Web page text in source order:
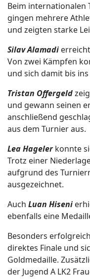
Beim internationalen
gingen mehrere
und zeigten starke
Silav Alamadi
Von zwei Kämpfen
und sich damit bis
Tristan Offergeld
und gewann seinen
anschließend
aus dem Turnier aus.
Lea Hagelerkonnte
Trotz einer
aufgrund des
ausgezeichnet.
Auch Luan Hiseni
ebenfalls eine
Besonders
direktes Finale und
Goldmedaille.
der Jugend A LK2